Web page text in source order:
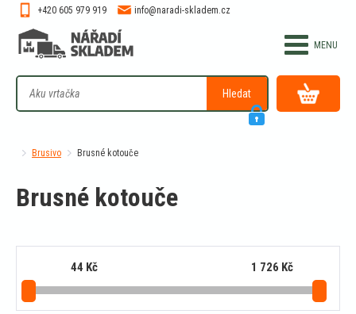
Hledat
+420 605 979 919 info@naradi-skladem.cz
Brusivo Brusné kotouče
Brusné kotouče
44 Kč 1 726 Kč